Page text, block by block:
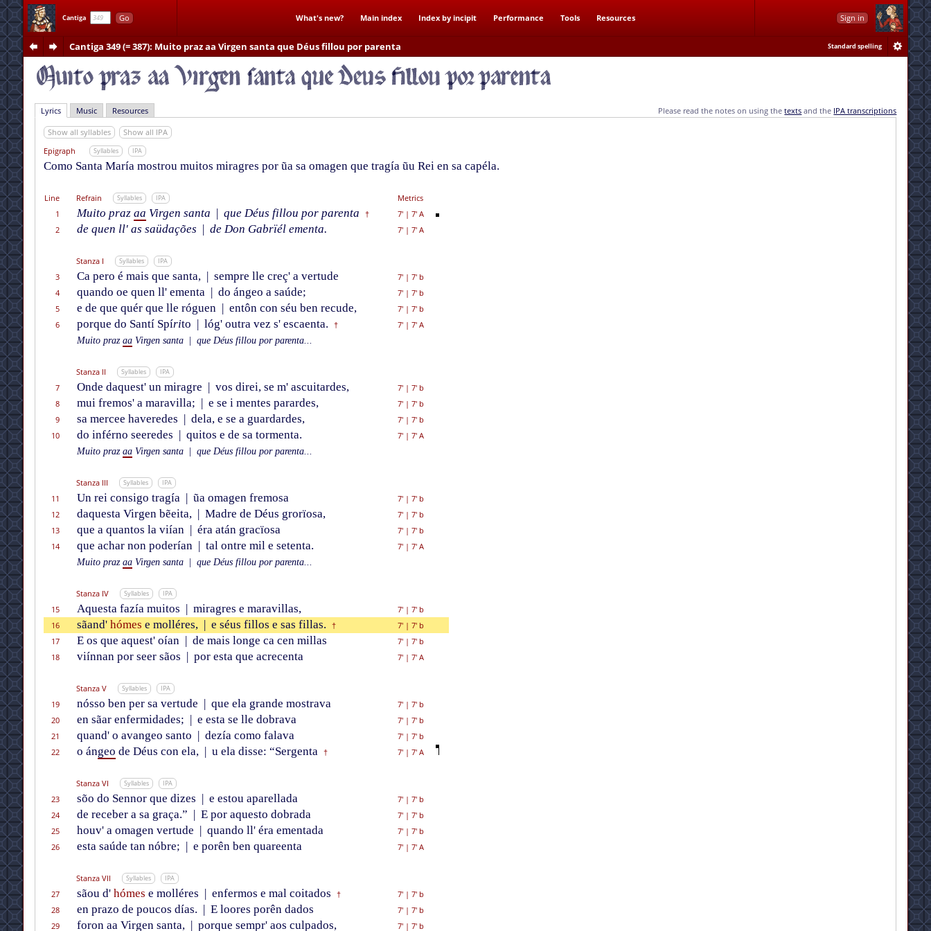
Cantiga Go What's new? Main index Index by incipit Performance Tools Resources Sign in
Cantiga 349 (= 387): Muito praz aa Virgen santa que Déus fillou por parenta Standard spelling
Lyrics Music Resources Please read the notes on using thetexts and the IPA transcriptions
Show all syllables
Show all IPA
Epigraph
Syllables IPA
Como Santa María mostrou muitos miragres por ũa sa omagen que tragía ũu Rei en sa capéla.
Line Refrain Syllables IPA
Metrics
1
Muito praz aa Virgen santa | que Déus fillou por parenta † 7'| 7' A
2
de quen ll' as saüdações | de Don Gabrïél ementa. 7'| 7' A
Stanza I Syllables IPA
3 Ca pero é mais que santa, | sempre lle creç' a vertude 7'| 7' b
4
quando oe quen ll' ementa | do ángeo a saúde; 7'| 7' b
5
e de que quér que lle róguen | entôn con séu ben recude, 7'| 7' b
6
porque do Santí Spírito | lóg' outra vez s' escaenta. † 7'| 7' A
Muito praz aaVirgen santa que Déus fillou por parenta...
Stanza II Syllables IPA
7 Onde daquest' un miragre | vos direi, se m' ascuitardes, 7'| 7' b
8
mui fremos' a maravilla; | e se i mentes parardes, 7'| 7' b
9
sa mercee haveredes | dela, e se a guardardes, 7'| 7' b
10
do inférno seeredes | quitos e de sa tormenta. 7'| 7' A
Muito praz aaVirgen santa que Déus fillou por parenta...
Stanza III Syllables IPA
11 Un rei consigo tragía | ũa omagen fremosa 7'| 7' b
12
daquesta Virgen bẽeita, | Madre de Déus grorïosa, 7'| 7' b
13
que a quantos la viían | éra atán gracïosa 7'| 7' b
14
que achar non poderían | tal ontre mil e setenta. 7'| 7' A
Muito praz aaVirgen santa que Déus fillou por parenta...
Stanza IV Syllables IPA
15 Aquesta fazía muitos | miragres e maravillas, 7'| 7' b
16
sãand' hómes e molléres, | e séus fillos e sas fillas. † 7'| 7' b
17
E os que aquest' oían | de mais longe ca cen millas 7'| 7' b
18
viínnan por seer sãos | por esta que acrecenta 7'| 7' A
Stanza V Syllables IPA
19 nósso ben per sa vertude | que ela grande mostrava 7'| 7' b
20
en sãar enfermidades; | e esta se lle dobrava 7'| 7' b
21
quand' o avangeo santo | dezía como falava 7'| 7' b
22
o ángeo de Déus con ela, | u ela disse: “Sergenta † 7'| 7' A
Stanza VI Syllables IPA
23 sõo do Sennor que dizes | e estou aparellada 7'| 7' b
24
de receber a sa graça.” | E por aquesto dobrada 7'| 7' b
25
houv' a omagen vertude | quando ll' éra ementada 7'| 7' b
26
esta saúde tan nóbre; | e porên ben quareenta 7'| 7' A
Stanza VII Syllables IPA
27 sãou d' hómes e molléres | enfermos e mal coitados † 7'| 7' b
28
en prazo de poucos días. | E loores porên dados 7'| 7' b
29
foron aa Virgen santa, | porque sempr' aos culpados, 7'| 7' b